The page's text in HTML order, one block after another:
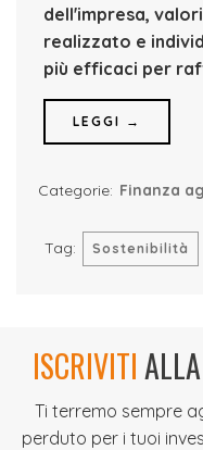
dell'impresa,
realizzato e
più efficaci per
LEGGI →
Categorie: Finanza
Tag: Sostenibilità
ISCRIVITI
Ti terremo sempre
perduto per i tuoi